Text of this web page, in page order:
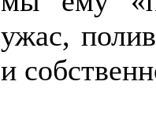
ужас,
и